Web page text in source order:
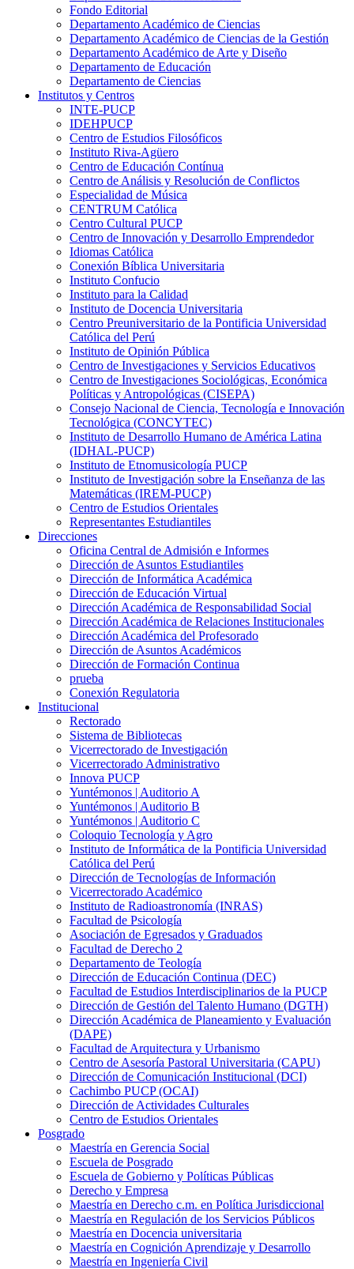
Fondo Editorial
Departamento Académico de Ciencias
Departamento Académico de Ciencias de la Gestión
Departamento Académico de Arte y Diseño
Departamento de Educación
Departamento de Ciencias
Institutos y Centros
INTE-PUCP
IDEHPUCP
Centro de Estudios Filosóficos
Instituto Riva-Agüero
Centro de Educación Contínua
Centro de Análisis y Resolución de Conflictos
Especialidad de Música
CENTRUM Católica
Centro Cultural PUCP
Centro de Innovación y Desarrollo Emprendedor
Idiomas Católica
Conexión Bíblica Universitaria
Instituto Confucio
Instituto para la Calidad
Instituto de Docencia Universitaria
Centro Preuniversitario de la Pontificia Universidad
Católica del Perú
Instituto de Opinión Pública
Centro de Investigaciones y Servicios Educativos
Centro de Investigaciones Sociológicas, Económica
Políticas y Antropológicas (CISEPA)
Consejo Nacional de Ciencia, Tecnología e Innovación
Tecnológica (CONCYTEC)
Instituto de Desarrollo Humano de América Latina
(IDHAL-PUCP)
Instituto de Etnomusicología PUCP
Instituto de Investigación sobre la Enseñanza de las
Matemáticas (IREM-PUCP)
Centro de Estudios Orientales
Representantes Estudiantiles
Direcciones
Oficina Central de Admisión e Informes
Dirección de Asuntos Estudiantiles
Dirección de Informática Académica
Dirección de Educación Virtual
Dirección Académica de Responsabilidad Social
Dirección Académica de Relaciones Institucionales
Dirección Académica del Profesorado
Dirección de Asuntos Académicos
Dirección de Formación Continua
prueba
Conexión Regulatoria
Institucional
Rectorado
Sistema de Bibliotecas
Vicerrectorado de Investigación
Vicerrectorado Administrativo
Innova PUCP
Yuntémonos | Auditorio A
Yuntémonos | Auditorio B
Yuntémonos | Auditorio C
Coloquio Tecnología y Agro
Instituto de Informática de la Pontificia Universidad
Católica del Perú
Dirección de Tecnologías de Información
Vicerrectorado Académico
Instituto de Radioastronomía (INRAS)
Facultad de Psicología
Asociación de Egresados y Graduados
Facultad de Derecho 2
Departamento de Teología
Dirección de Educación Continua (DEC)
Facultad de Estudios Interdisciplinarios de la PUCP
Dirección de Gestión del Talento Humano (DGTH)
Dirección Académica de Planeamiento y Evaluación
(DAPE)
Facultad de Arquitectura y Urbanismo
Centro de Asesoría Pastoral Universitaria (CAPU)
Dirección de Comunicación Institucional (DCI)
Cachimbo PUCP (OCAI)
Dirección de Actividades Culturales
Centro de Estudios Orientales
Posgrado
Maestría en Gerencia Social
Escuela de Posgrado
Escuela de Gobierno y Políticas Públicas
Derecho y Empresa
Maestría en Derecho c.m. en Política Jurisdiccional
Maestría en Regulación de los Servicios Públicos
Maestría en Docencia universitaria
Maestría en Cognición Aprendizaje y Desarrollo
Maestría en Ingeniería Civil